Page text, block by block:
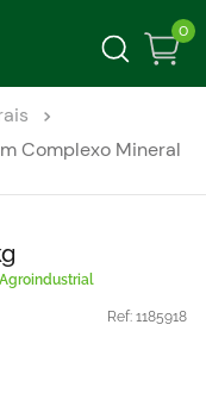
0
Complexo Mineral
Ref: 1185918